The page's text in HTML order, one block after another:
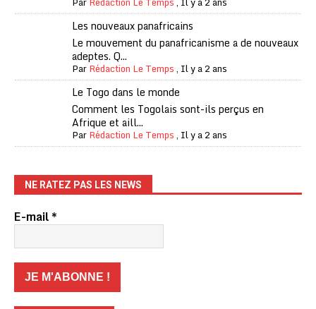
Les nouveaux panafricains
Le mouvement du panafricanisme a de nouveaux
adeptes. Q...
ParRédaction Le Temps, Il y a 2 ans
Le Togo dans le monde
Comment les Togolais sont-ils perçus en
Afrique et aill...
ParRédaction Le Temps, Il y a 2 ans
NE RATEZ PAS LES NEWS
E-mail*